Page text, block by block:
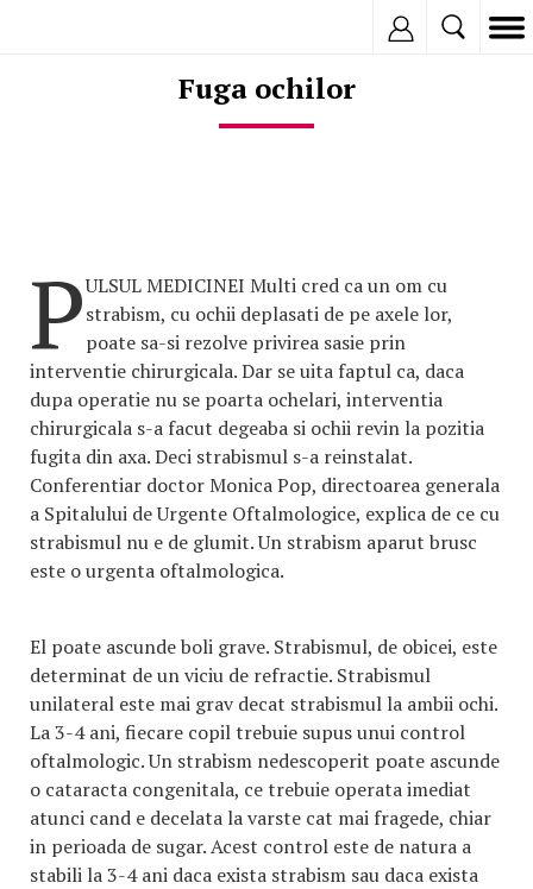
Fuga ochilor
PULSUL MEDICINEI Multi cred ca un om cu
strabism, cu ochii deplasati de pe axele lor,
poate sa-si rezolve privirea sasie prin
interventie chirurgicala. Dar se uita faptul ca, daca
dupa operatie nu se poarta ochelari, interventia
chirurgicala s-a facut degeaba si ochii revin la pozitia
fugita din axa. Deci strabismul s-a reinstalat.
Conferentiar doctor Monica Pop, directoarea generala
a Spitalului de Urgente Oftalmologice, explica de ce cu
strabismul nu e de glumit. Un strabism aparut brusc
este o urgenta oftalmologica.
El poate ascunde boli grave. Strabismul, de obicei, este
determinat de un viciu de refractie. Strabismul
unilateral este mai grav decat strabismul la ambii ochi.
La 3-4 ani, fiecare copil trebuie supus unui control
oftalmologic. Un strabism nedescoperit poate ascunde
o cataracta congenitala, ce trebuie operata imediat
atunci cand e decelata la varste cat mai fragede, chiar
in perioada de sugar. Acest control este de natura a
stabili la 3-4 ani daca exista strabism sau daca exista